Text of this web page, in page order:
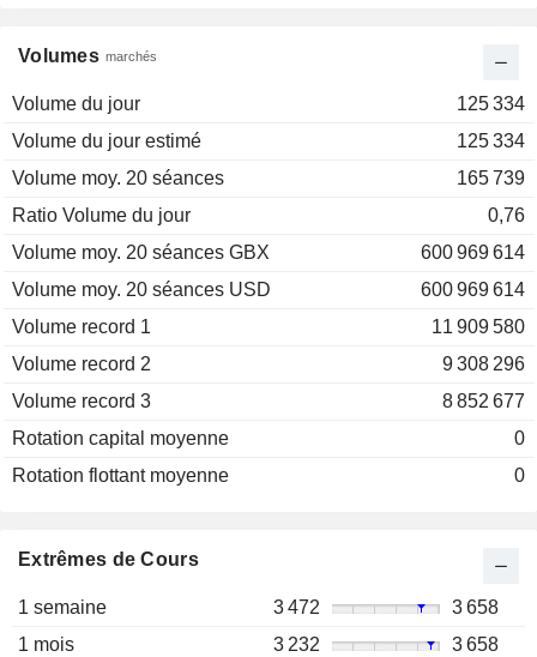
Volumes marchés
Volume du jour
125 334
Volume du jour estimé
125 334
Volume moy. 20 séances
165 739
Ratio Volume du jour
0,76
Volume moy. 20 séances GBX
600 969 614
Volume moy. 20 séances USD
600 969 614
Volume record 1
11 909 580
Volume record 2
9 308 296
Volume record 3
8 852 677
Rotation capital moyenne
0
Rotation flottant moyenne
0
Extrêmes de Cours
1 semaine 3 472
3 658
1 mois
3 232
3 658